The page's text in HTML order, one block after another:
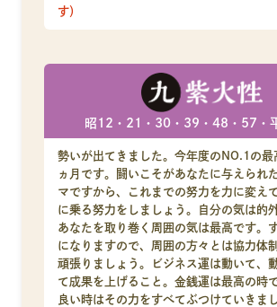
す）
昭12・21・30・39・48・57・
勢いが出てきました。今年度のNO.1の最
ヵ月です。闘いこそがあなたに与えられ
マですから、これまでの努力を力に変え
に乗る努力をしましょう。自分の気は的
あなたを取り巻く周囲の気は最高です。
になりますので、周囲の方々とは協力体
頑張りましょう。ビジネス運は動いて、
て成果を上げること。金銭運は最高の時
良い時はその力をすべてぶつけていきま